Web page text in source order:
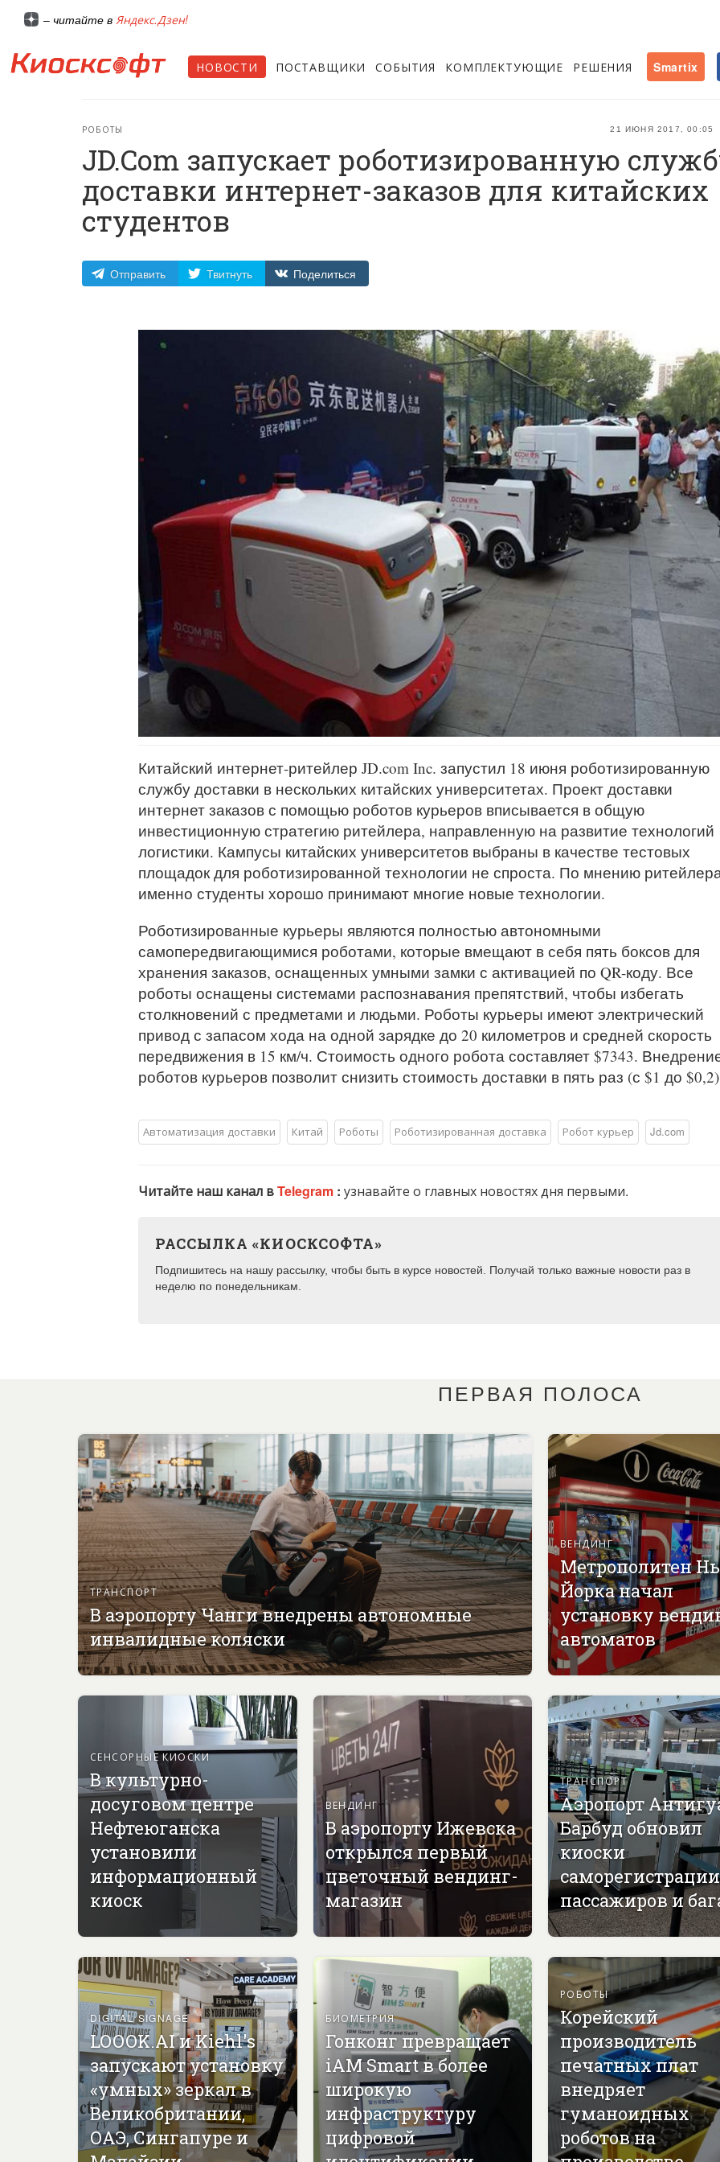
– читайте в Яндекс.Дзен!
НОВОСТИ ПОСТАВЩИКИ СОБЫТИЯ КОМПЛЕКТУЮЩИЕ РЕШЕНИЯ Smartix
21 ИЮНЯ 2017, 00:05
РОБОТЫ
JD.Com запускает роботизированную
доставки интернет-заказов для китайских
студентов
Отправить Твитнуть Поделиться
Китайский интернет-ритейлер JD.com Inc. запустил 18 июня роботизированную
службу доставки в нескольких китайских университетах. Проект доставки
интернет заказов с помощью роботов курьеров вписывается в общую
инвестиционную стратегию ритейлера, направленную на развитие технологий
логистики. Кампусы китайских университетов выбраны в качестве тестовых
площадок для роботизированной технологии не спроста. По мнению
именно студенты хорошо принимают многие новые технологии.
Роботизированные курьеры являются полностью автономными
самопередвигающимися роботами, которые вмещают в себя пять боксов для
хранения заказов, оснащенных умными замки с активацией по QR-коду. Все
роботы оснащены системами распознавания препятствий, чтобы избегать
столкновений с предметами и людьми. Роботы курьеры имеют электрический
привод с запасом хода на одной зарядке до 20 километров и средней скорость
передвижения в 15 км/ч. Стоимость одного робота составляет $7343.
роботов курьеров позволит снизить стоимость доставки в пять раз (с $1 до
Автоматизация доставки Китай Роботы Роботизированная доставка Робот курьер Jd.com
Читайте наш канал вTelegram : узнавайте о главных новостях дня первыми.
РАССЫЛКА «КИОСКСОФТА»
Подпишитесь на нашу рассылку, чтобы быть в курсе новостей. Получай только важные новости раз в
неделю по понедельникам.
ПЕРВАЯ ПОЛОСА
ТРАНСПОРТ
В аэропорту Чанги внедрены автономные
инвалидные коляски
ВЕНДИНГ
Метрополитен
Йорка начал
установку
автоматов
СЕНСОРНЫЕ КИОСКИ
В культурно-
досуговом центре
Нефтеюганска
установили
информационный
киоск
ВЕНДИНГ
В аэропорту Ижевска
открылся первый
цветочный вендинг-
магазин
ТРАНСПОРТ
Аэропорт
Барбуд обновил
киоски
саморегистрации
пассажиров и
DIGITAL SIGNAGE
LOOOK.AI и Kiehl's
запускают установку
«умных» зеркал в
Великобритании,
ОАЭ, Сингапуре и
БИОМЕТРИЯ
Гонконг превращает
iAM Smart в более
широкую
инфраструктуру
цифровой
РОБОТЫ
Корейский
производитель
печатных плат
внедряет
гуманоидных
роботов на